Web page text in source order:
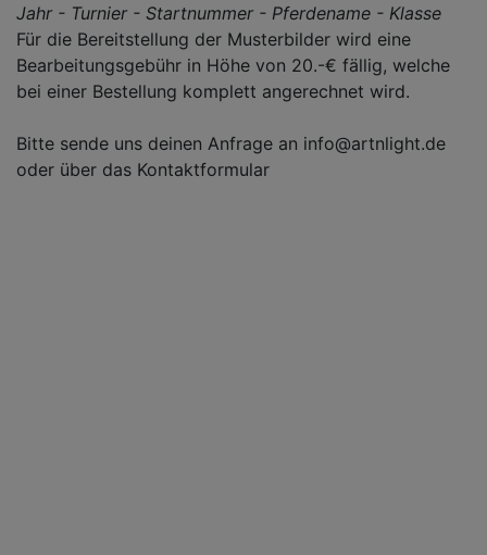
Jahr - Turnier - Startnummer - Pferdename - Klasse
Für die Bereitstellung der Musterbilder wird eine
Bearbeitungsgebühr in Höhe von 20.-€ fällig, welche
bei einer Bestellung komplett angerechnet wird.
Bitte sende uns deinen Anfrage an info@artnlight.de
oder über das Kontaktformular